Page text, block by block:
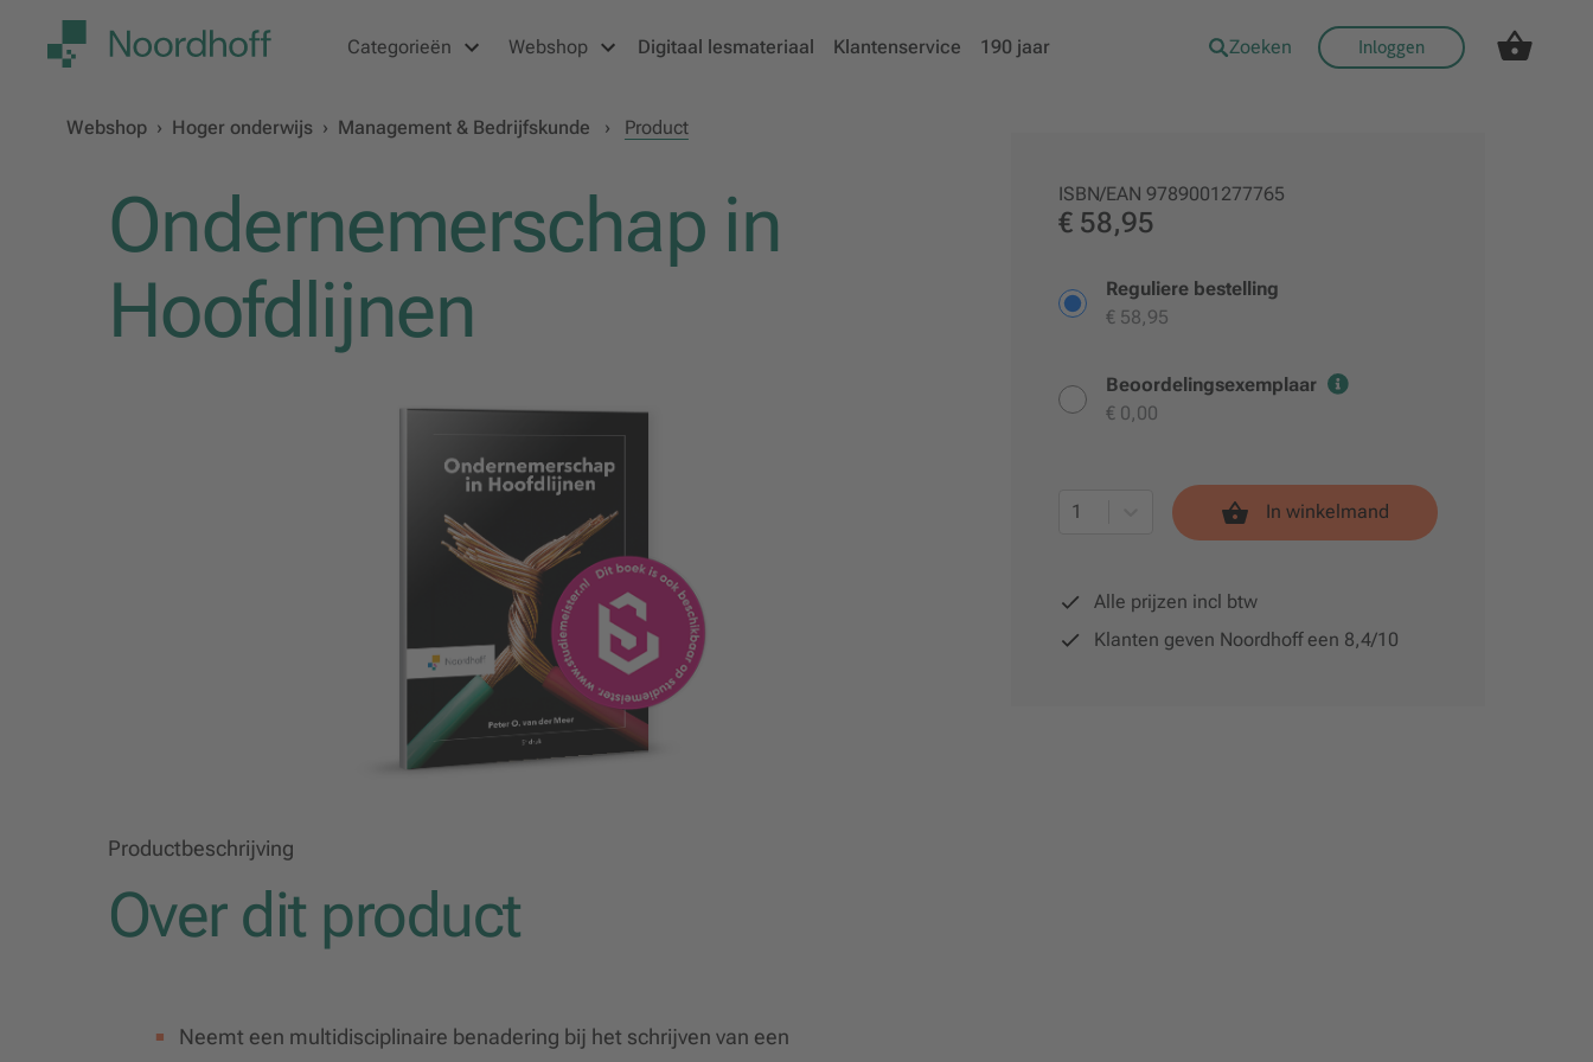
Categorieën Webshop Digitaal lesmateriaal Klantenservice 190 jaar Zoeken Inloggen
Webshop › Hoger onderwijs › Management & Bedrijfskunde › Product
Ondernemerschap in
Hoofdlijnen
Productbeschrijving
Over dit product
Neemt een multidisciplinaire benadering bij het schrijven van een
ISBN/EAN 9789001277765
€ 58,95
Reguliere bestelling
€ 58,95
Beoordelingsexemplaar
€ 0,00
1 In winkelmand
Alle prijzen incl btw
Klanten geven Noordhoff een 8,4/10